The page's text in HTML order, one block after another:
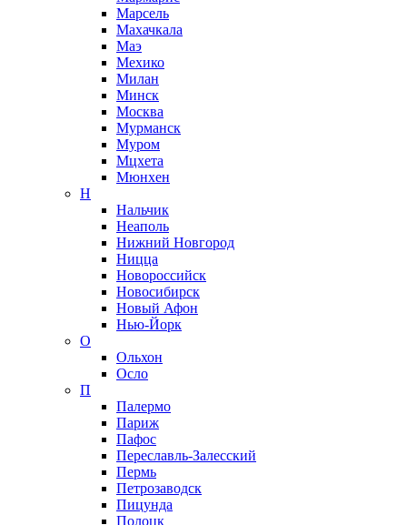
Марсель
Махачкала
Маэ
Мехико
Милан
Минск
Москва
Мурманск
Муром
Мцхета
Мюнхен
Н
Нальчик
Неаполь
Нижний Новгород
Ницца
Новороссийск
Новосибирск
Новый Афон
Нью-Йорк
О
Ольхон
Осло
П
Палермо
Париж
Пафос
Переславль-Залесский
Пермь
Петрозаводск
Пицунда
Полоцк